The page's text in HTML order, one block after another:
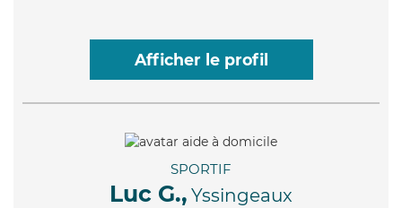
Afficher le profil
SPORTIF
Luc G., Yssingeaux